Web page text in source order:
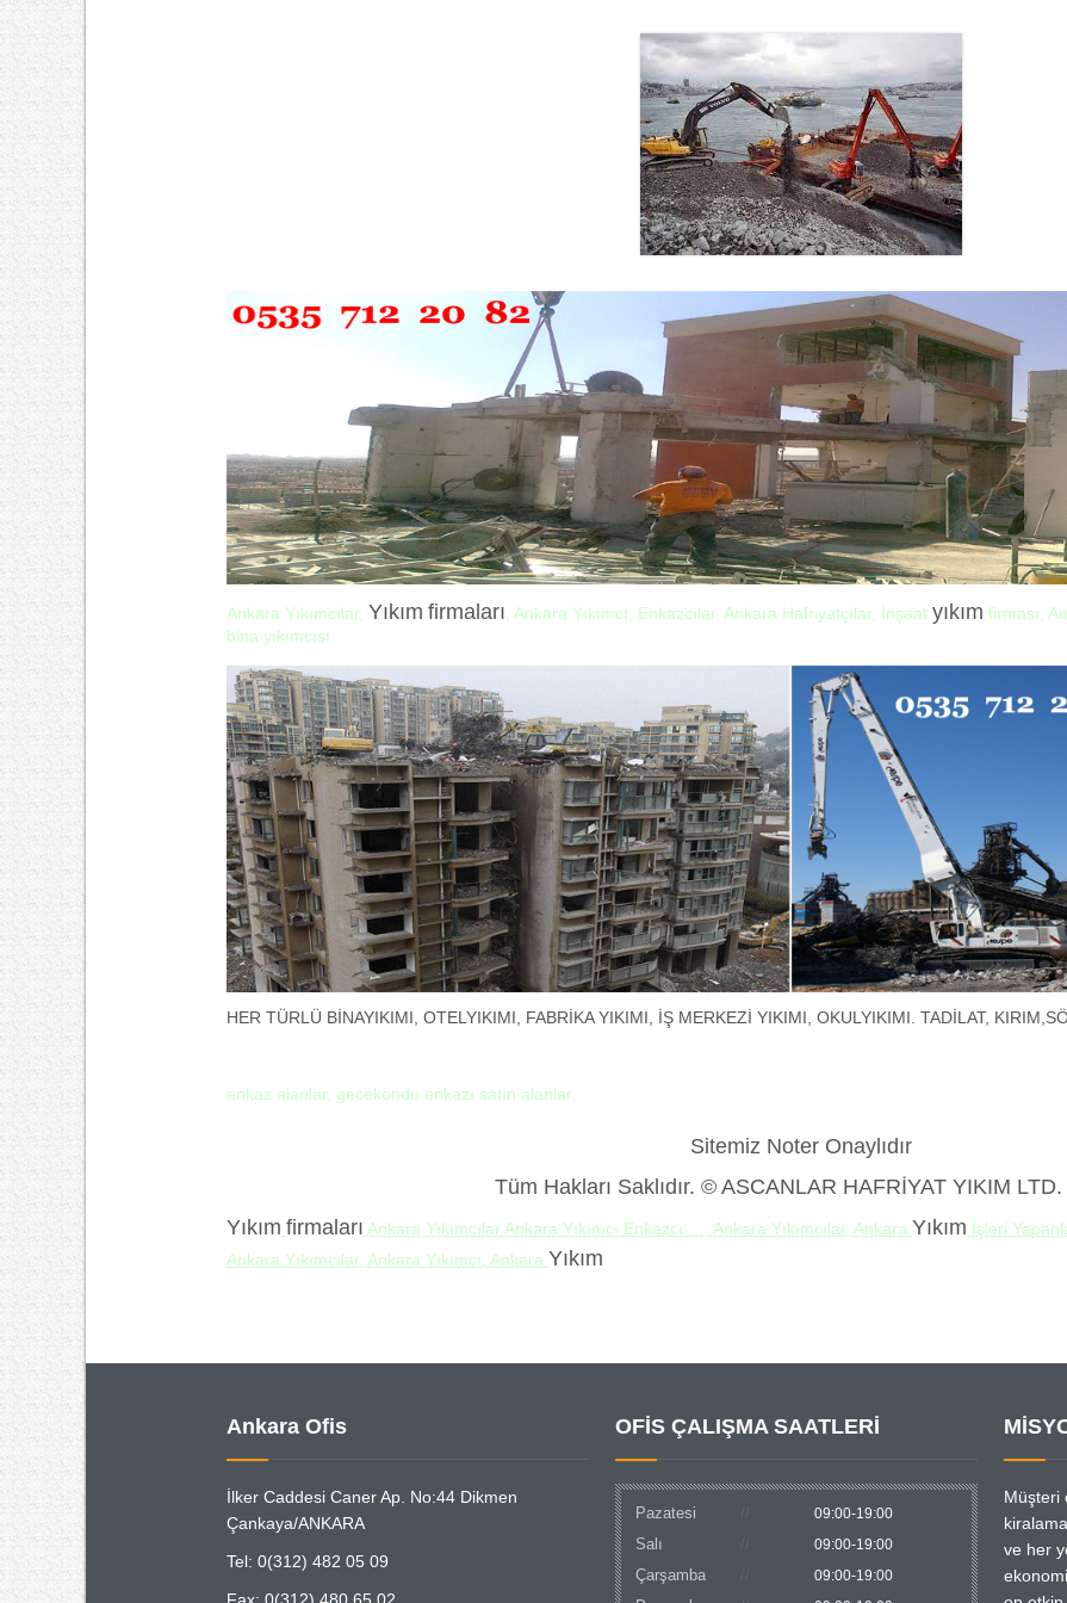
Ankara Yıkımcılar, Yıkım firmaları, Ankara Yıkımcı, Enkazcılar, Ankara Hafriyatçılar, İnşaat yıkım firması,
bina yıkımcısı
HER TÜRLÜ BİNAYIKIMI, OTELYIKIMI, FABRİKA YIKIMI, İŞ MERKEZİ YIKIMI, OKULYIKIMI. TADİLAT,
enkaz alanlar, gecekondu enkazı satın alanlar,
Sitemiz Noter Onaylıdır
Tüm Hakları Saklıdır. © ASCANLAR HAFRİYAT YIKIM
Yıkım firmaları Ankara Yıkımcılar Ankara Yıkımcı Enkazcı …, Ankara Yıkımcılar, Ankara Yıkım İşleri
Ankara Yıkımcılar, Ankara Yıkımcı, Ankara Yıkım
Ankara Ofis
İlker Caddesi Caner Ap. No:44 Dikmen
Çankaya/ANKARA
Tel: 0(312) 482 05 09
OFİS ÇALIŞMA SAATLERİ
Pazatesi 09:00-19:00
Salı 09:00-19:00
Çarşamba 09:00-19:00
Müşteri
ve her